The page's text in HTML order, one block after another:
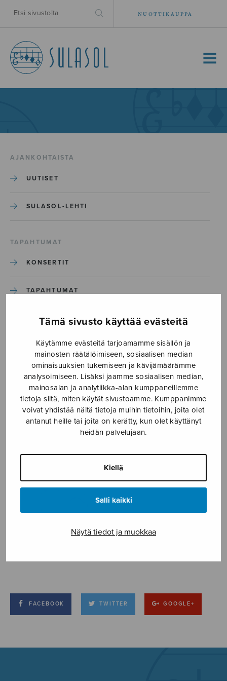
Tämä sivusto käyttää evästeitä
Käytämme evästeitä tarjoamamme sisällön ja
mainosten räätälöimiseen, sosiaalisen median
ominaisuuksien tukemiseen ja kävijämäärämme
analysoimiseen. Lisäksi jaamme sosiaalisen median,
mainosalan ja analytiikka-alan kumppaneillemme
tietoja siitä, miten käytät sivustoamme. Kumppanimme
voivat yhdistää näitä tietoja muihin tietoihin, joita olet
antanut heille tai joita on kerätty, kun olet käyttänyt
heidän palvelujaan.
Kiellä
Salli kaikki
Näytä tiedot ja muokkaa
NUOTTIKAUPPA
MENU
AJANKOHTAISTA
UUTISET
SULASOL-LEHTI
TAPAHTUMAT
KONSERTIT
TAPAHTUMAT
ILMOITA TAPAHTUMA
Etusivu › Media › Fenix_S2642
Fenix_S2642
7.10.2019
FACEBOOK TWITTER GOOGLE+